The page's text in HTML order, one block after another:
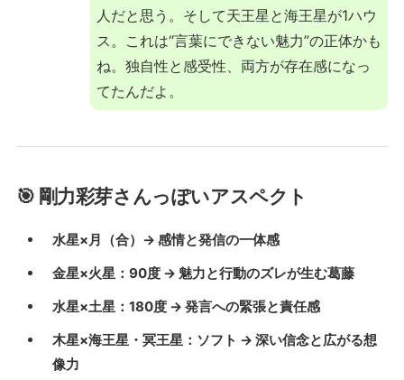
人だと思う。そして天王星と海王星が1ハウ
ス。これは“言葉にできない魅力”の正体かも
ね。独自性と感受性、両方が存在感になっ
てたんだよ。
🎯 剛力彩芽さんっぽいアスペクト
水星×月（合）→ 感情と発信の一体感
金星×火星：90度 → 魅力と行動のズレが生む葛藤
水星×土星：180度 → 発言への緊張と責任感
木星×海王星・冥王星：ソフト → 深い信念と広がる想
像力